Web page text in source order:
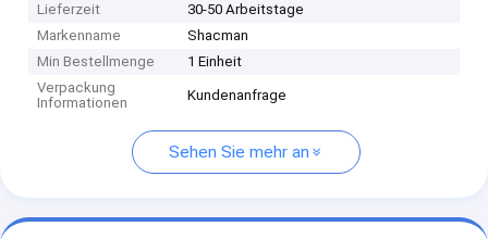
Lieferzeit
30-50 Arbeitstage
Markenname
Shacman
Min Bestellmenge
1 Einheit
Verpackung
Informationen
Kundenanfrage
Sehen Sie mehr an